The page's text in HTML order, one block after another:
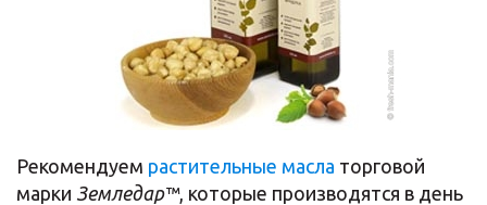
Рекомендуем растительные масла торговой
марки Земледар™, которые производятся в день